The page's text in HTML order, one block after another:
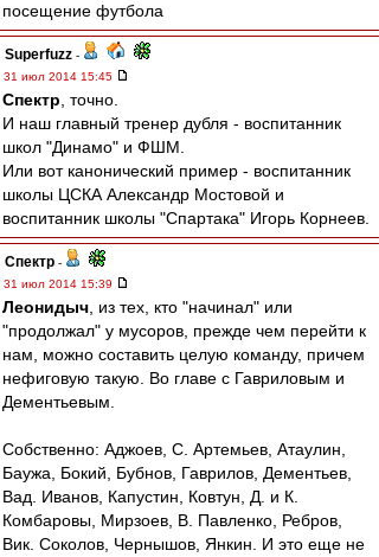
посещение футбола
Superfuzz -
31 июл 2014 15:45
Спектр , точно.
И наш главный тренер дубля - воспитанник
школ "Динамо" и ФШМ.
Или вот канонический пример - воспитанник
школы ЦСКА Александр Мостовой и
воспитанник школы "Спартака" Игорь Корнеев.
Спектр -
31 июл 2014 15:39
Леонидыч , из тех, кто "начинал" или
"продолжал" у мусоров, прежде чем перейти к
нам, можно составить целую команду, причем
нефиговую такую. Во главе с Гавриловым и
Дементьевым.
Собственно: Аджоев, С. Артемьев, Атаулин,
Баужа, Бокий, Бубнов, Гаврилов, Дементьев,
Вад. Иванов, Капустин, Ковтун, Д. и К.
Комбаровы, Мирзоев, В. Павленко, Ребров,
Вик. Соколов, Чернышов, Янкин. И это еще не